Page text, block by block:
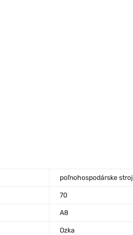
poľnohospodárske
70
A8
Ozka